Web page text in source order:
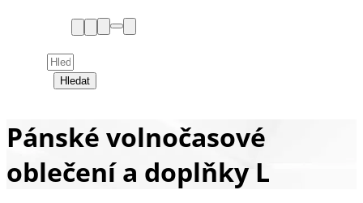
Hledat
Pánské volnočasové
oblečení a doplňky L